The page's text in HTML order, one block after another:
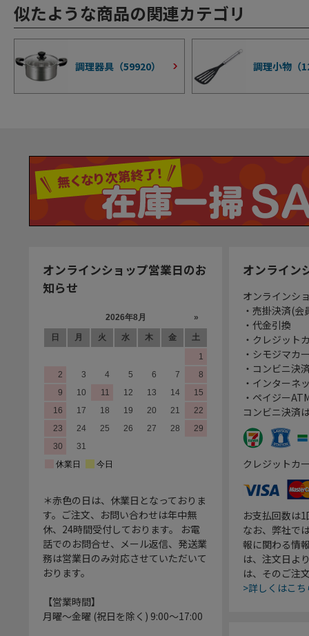
似たような商品の関連カテゴリ
調理器具（59920） 調理小物（
オンラインショップ営業日のお
知らせ
＊赤色の日は、休業日となっておりま
す。ご注文、お問い合わせは年中無
休、24時間受付しております。 お電
話でのお問合せ、メール返信、発送業
務は営業日のみ対応させていただいて
おります。
【営業時間】
月曜～金曜 (祝日を除く) 9:00～17:00
オンライン
オンラインシ
・売掛決済(
・代金引換
・クレジット
・シモジマカ
・コンビニ決
・インターネ
・ペイジー
コンビニ決済
クレジットカ
お支払回数は
なお、弊社で
報に関わる情
は、注文日よ
は、そのご注
>詳しくはこち